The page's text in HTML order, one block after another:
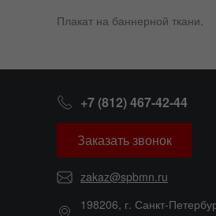
Плакат на баннерной ткани.
+7 (812) 467-42-44
Заказать звонок
zakaz@spbmn.ru
198206, г. Санкт-